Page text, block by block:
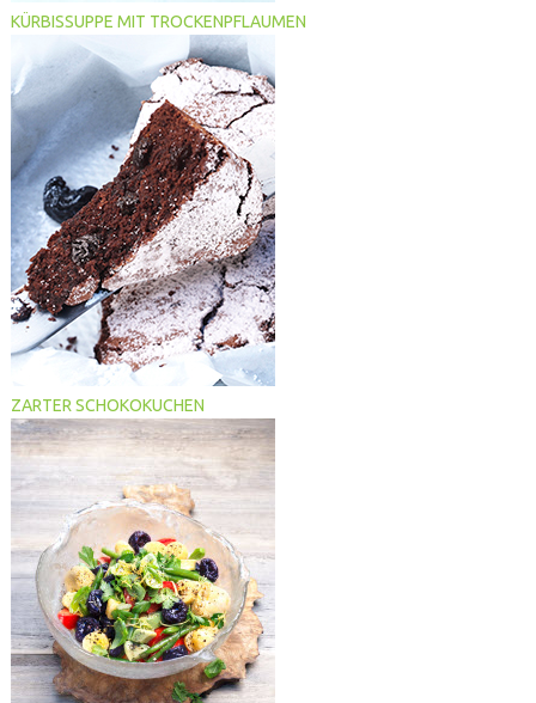
KÜRBISSUPPE MIT TROCKENPFLAUMEN
ZARTER SCHOKOKUCHEN